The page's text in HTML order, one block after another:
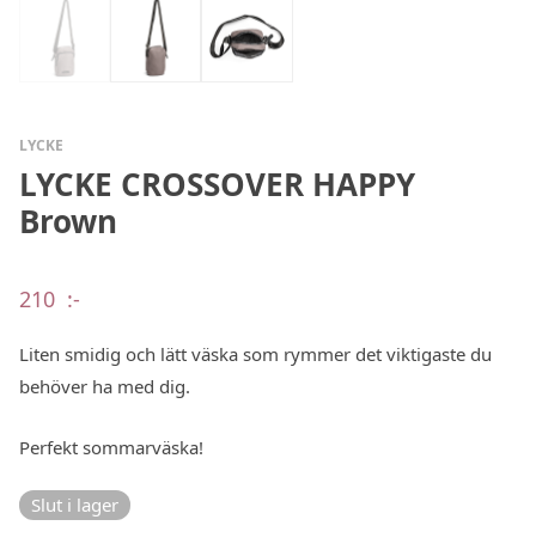
LYCKE
LYCKE CROSSOVER HAPPY
Brown
210 :-
Liten smidig och lätt väska som rymmer det viktigaste du
behöver ha med dig.
Perfekt sommarväska!
Slut i lager